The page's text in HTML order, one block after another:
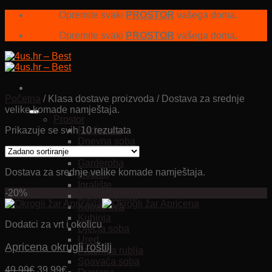
Skip
content
Opremite svaki PROSTOR vašega doma.
Opremite svaki PROSTOR vašega doma.
Prostor
Radionica
Dnevna soba
Garderoba
Hodnik
Igralište
Kupaonica
Kuhinja
Dječja soba
Ured
Praonica rublja
Spavaća soba
Početna /Klasa dostave proizvoda /Dostava za srednje
velike komade namještaja.
Prikazuje se svih 10 rezultata
Dostava za srednje velike komade namještaja.
-20%
Dodatci za vrt i okolicu
Apricena okrugli roštilj
49.99€ Izvorna
39.99€Trenutna